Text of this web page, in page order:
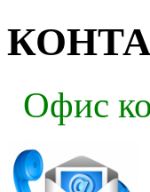
Офис